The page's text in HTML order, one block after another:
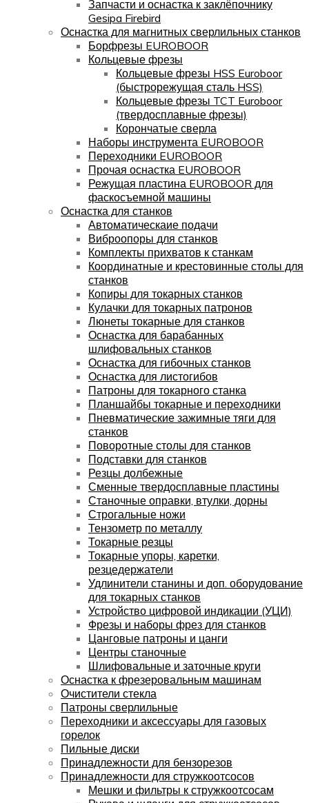
Запчасти и оснастка к заклёпочнику
Gesipa Firebird
Оснастка для магнитных сверлильных станков
Борфрезы EUROBOOR
Кольцевые фрезы
Кольцевые фрезы HSS Euroboor
(быстрорежущая сталь HSS)
Кольцевые фрезы TCT Euroboor
(твердосплавные фрезы)
Корончатые сверла
Наборы инструмента EUROBOOR
Переходники EUROBOOR
Прочая оснастка EUROBOOR
Режущая пластина EUROBOOR для
фаскосъемной машины
Оснастка для станков
Автоматическаие подачи
Виброопоры для станков
Комплекты прихватов к станкам
Координатные и крестовинные столы для
станков
Копиры для токарных станков
Кулачки для токарных патронов
Люнеты токарные для станков
Оснастка для барабанных
шлифовальных станков
Оснастка для гибочных станков
Оснастка для листогибов
Патроны для токарного станка
Планшайбы токарные и переходники
Пневматические зажимные тяги для
станков
Поворотные столы для станков
Подставки для станков
Резцы долбежные
Сменные твердосплавные пластины
Станочные оправки, втулки, дорны
Строгальные ножи
Тензометр по металлу
Токарные резцы
Токарные упоры, каретки,
резцедержатели
Удлинители станины и доп. оборудование
для токарных станков
Устройство цифровой индикации (УЦИ)
Фрезы и наборы фрез для станков
Цанговые патроны и цанги
Центры станочные
Шлифовальные и заточные круги
Оснастка к фрезеровальным машинам
Очистители стекла
Патроны сверлильные
Переходники и аксессуары для газовых
горелок
Пильные диски
Принадлежности для бензорезов
Принадлежности для стружкоотсосов
Мешки и фильтры к стружкоотсосам